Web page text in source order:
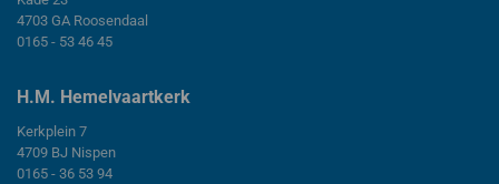
4703 GA Roosendaal
0165 - 53 46 45
H.M. Hemelvaartkerk
Kerkplein 7
4709 BJ Nispen
0165 - 36 53 94